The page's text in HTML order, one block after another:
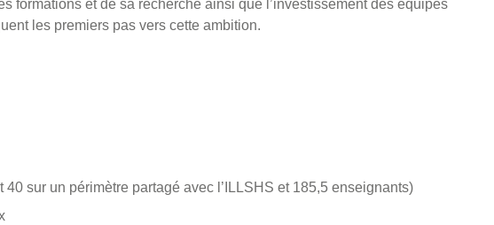
formations et de sa recherche ainsi que l’investissement des équipes
les premiers pas vers cette ambition.
sur un périmètre partagé avec l’ILLSHS et 185,5 enseignants)